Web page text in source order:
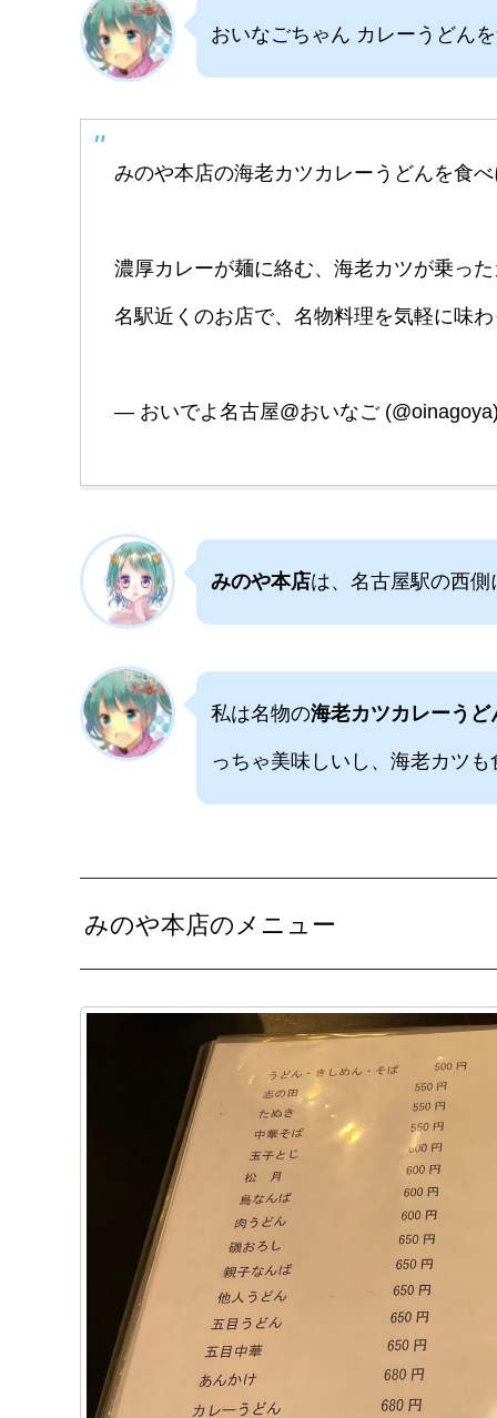
おいなごちゃん カレーうどん
みのや本店の海老カツカレーうどんを食
濃厚カレーが麺に絡む、海老カツが乗っ
名駅近くのお店で、名物料理を気軽に味
— おいでよ名古屋@おいなご
みのや本店は、名古屋駅の西
私は名物の海老カツカレーうど
っちゃ美味しいし、海老カツ
みのや本店のメニュー